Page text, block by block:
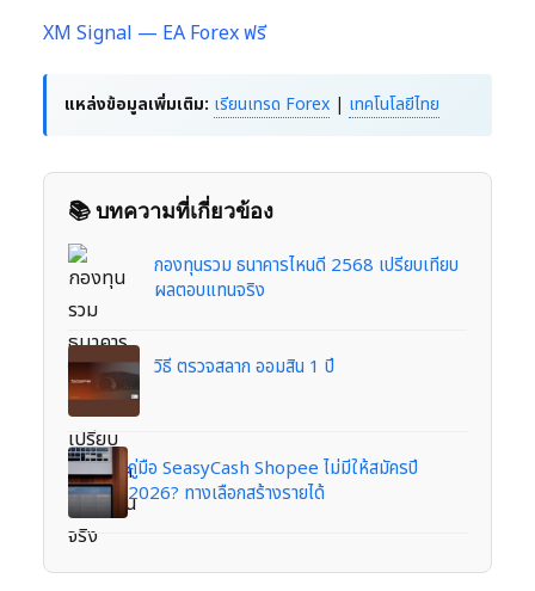
XM Signal — EA Forex ฟรี
แหล่งข้อมูลเพิ่มเติม: เรียนเทรด Forex | เทคโนโลยีไทย
📚 บทความที่เกี่ยวข้อง
กองทุนรวม ธนาคารไหนดี 2568 เปรียบเทียบ
ผลตอบแทนจริง
วิธี ตรวจสลาก ออมสิน 1 ปี
คู่มือ SeasyCash Shopee ไม่มีให้สมัครปี
2026? ทางเลือกสร้างรายได้